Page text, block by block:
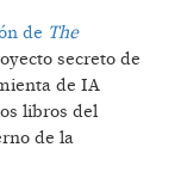
de The
secreto de
de IA
libros del
de la